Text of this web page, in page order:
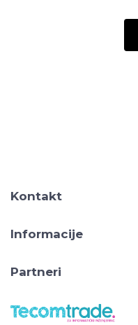
Kontakt
Informacije
Partneri